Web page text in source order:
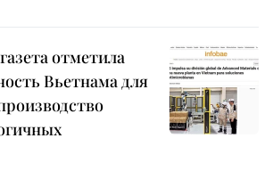
отметила
Вьетнама для